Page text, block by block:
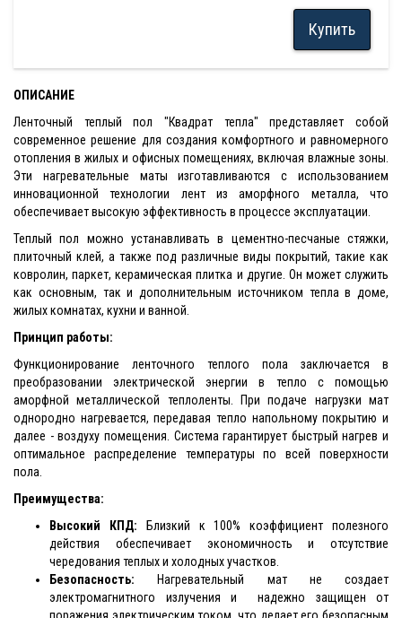
Купить
ОПИСАНИЕ
Ленточный теплый пол "Квадрат тепла" представляет собой
современное решение для создания комфортного и равномерного
отопления в жилых и офисных помещениях, включая влажные зоны.
Эти нагревательные маты изготавливаются с использованием
инновационной технологии лент из аморфного металла, что
обеспечивает высокую эффективность в процессе эксплуатации.
Теплый пол можно устанавливать в цементно-песчаные стяжки,
плиточный клей, а также под различные виды покрытий, такие как
ковролин, паркет, керамическая плитка и другие. Он может служить
как основным, так и дополнительным источником тепла в доме,
жилых комнатах, кухни и ванной.
Принцип работы:
Функционирование ленточного теплого пола заключается в
преобразовании электрической энергии в тепло с помощью
аморфной металлической теплоленты. При подаче нагрузки мат
однородно нагревается, передавая тепло напольному покрытию и
далее - воздуху помещения. Система гарантирует быстрый нагрев и
оптимальное распределение температуры по всей поверхности
пола.
Преимущества:
Высокий КПД:
Близкий к 100% коэффициент полезного
действия обеспечивает экономичность и отсутствие
чередования теплых и холодных участков.
Безопасность: Нагревательный мат не создает
электромагнитного излучения и надежно защищен от